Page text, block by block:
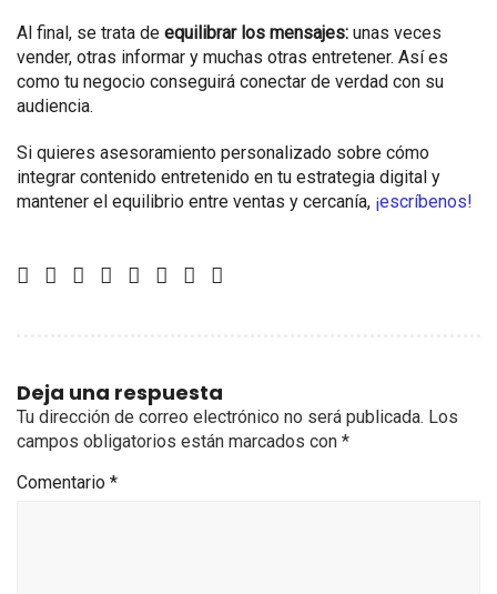
Al final, se trata de equilibrar los mensajes: unas veces
vender, otras informar y muchas otras entretener. Así es
como tu negocio conseguirá conectar de verdad con su
audiencia.
Si quieres asesoramiento personalizado sobre cómo
integrar contenido entretenido en tu estrategia digital y
mantener el equilibrio entre ventas y cercanía, ¡escríbenos!
Deja una respuesta
Tu dirección de correo electrónico no será publicada. Los
campos obligatorios están marcados con *
Comentario *